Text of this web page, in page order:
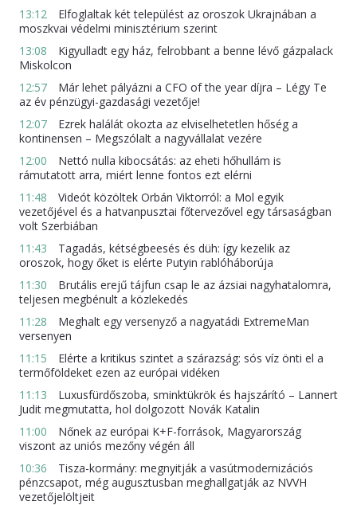
13:12
Elfoglaltak két települést az oroszok Ukrajnában a
moszkvai védelmi minisztérium szerint
13:08
Kigyulladt egy ház, felrobbant a benne lévő gázpalack
Miskolcon
12:57
Már lehet pályázni a CFO of the year díjra – Légy Te
az év pénzügyi-gazdasági vezetője!
12:07
Ezrek halálát okozta az elviselhetetlen hőség a
kontinensen – Megszólalt a nagyvállalat vezére
12:00
Nettó nulla kibocsátás: az eheti hőhullám is
rámutatott arra, miért lenne fontos ezt elérni
11:48
Videót közöltek Orbán Viktorról: a Mol egyik
vezetőjével és a hatvanpusztai főtervezővel egy társaságban
volt Szerbiában
11:43
Tagadás, kétségbeesés és düh: így kezelik az
oroszok, hogy őket is elérte Putyin rablóháborúja
11:30
Brutális erejű tájfun csap le az ázsiai nagyhatalomra,
teljesen megbénult a közlekedés
11:28
Meghalt egy versenyző a nagyatádi ExtremeMan
versenyen
11:15
Elérte a kritikus szintet a szárazság: sós víz önti el a
termőföldeket ezen az európai vidéken
11:13
Luxusfürdőszoba, sminktükrök és hajszárító – Lannert
Judit megmutatta, hol dolgozott Novák Katalin
11:00
Nőnek az európai K+F-források, Magyarország
viszont az uniós mezőny végén áll
10:36
Tisza-kormány: megnyitják a vasútmodernizációs
pénzcsapot, még augusztusban meghallgatják az NVVH
vezetőjelöltjeit